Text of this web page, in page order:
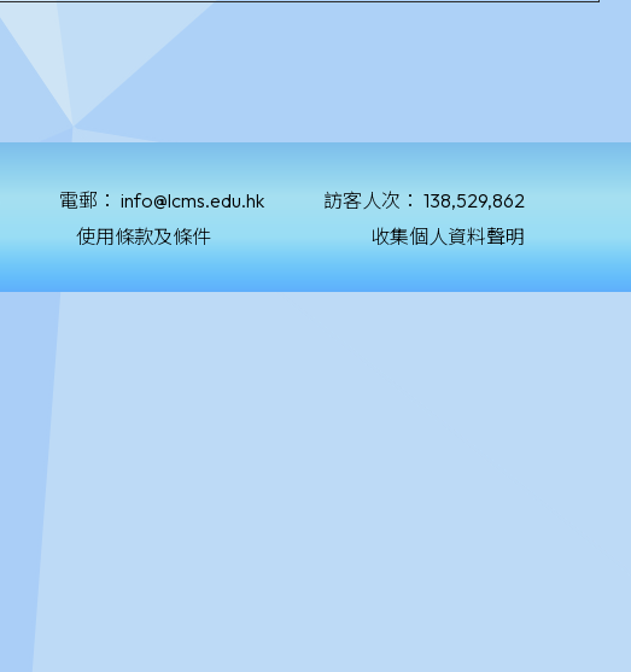
電郵： info@lcms.edu.hk 訪客人次： 138,529,862
使用條款及條件 收集個人資料聲明